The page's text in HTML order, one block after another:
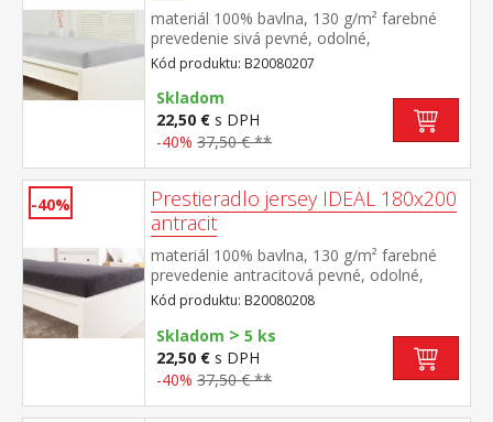
materiál 100% bavlna, 130 g/m² farebné
prevedenie sivá pevné, odolné,
stálofarebné, obšité gumou pre matrace do
výšky 25 cm prateľné do 60 °C
Kód produktu: B20080207
Skladom
22,50 € s DPH
-40% 37,50 € **
-40%
Prestieradlo jersey IDEAL 180x200
antracit
materiál 100% bavlna, 130 g/m² farebné
prevedenie antracitová pevné, odolné,
stálofarebné, obšité gumou pre matrace do
výšky 25 cm prateľné do 60 °C
Kód produktu: B20080208
Skladom > 5 ks
22,50 € s DPH
-40% 37,50 € **